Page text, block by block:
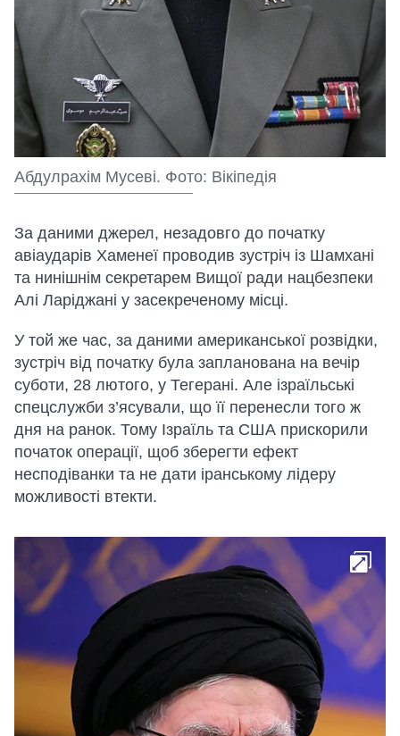
Абдулрахім Мусеві. Фото: Вікіпедія
За даними джерел, незадовго до початку
авіаударів Хаменеї проводив зустріч із Шамхані
та нинішнім секретарем Вищої ради нацбезпеки
Алі Ларіджані у засекреченому місці.
У той же час, за даними американської розвідки,
зустріч від початку була запланована на вечір
суботи, 28 лютого, у Тегерані. Але ізраїльські
спецслужби з’ясували, що її перенесли того ж
дня на ранок. Тому Ізраїль та США прискорили
початок операції, щоб зберегти ефект
несподіванки та не дати іранському лідеру
можливості втекти.